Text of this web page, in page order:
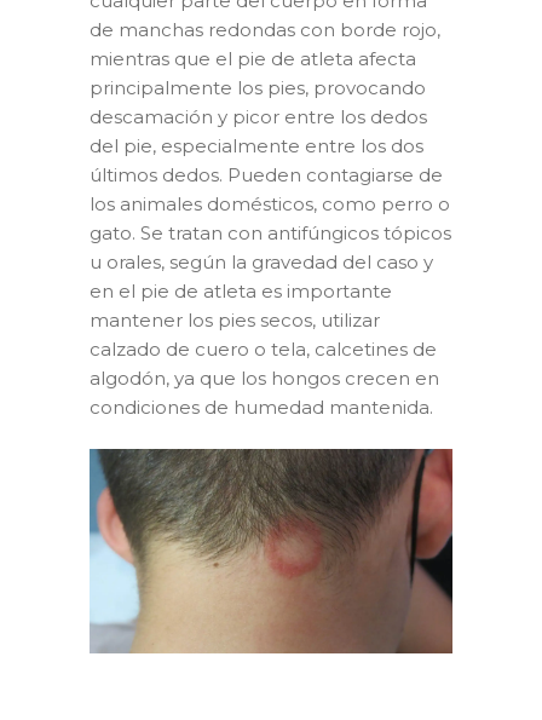
de manchas redondas con borde rojo,
mientras que el pie de atleta afecta
principalmente los pies, provocando
descamación y picor entre los dedos
del pie, especialmente entre los dos
últimos dedos. Pueden contagiarse de
los animales domésticos, como perro o
gato. Se tratan con antifúngicos tópicos
u orales, según la gravedad del caso y
en el pie de atleta es importante
mantener los pies secos, utilizar
calzado de cuero o tela, calcetines de
algodón, ya que los hongos crecen en
condiciones de humedad mantenida.